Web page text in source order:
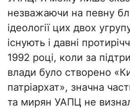
незважаючи на певну
ідеології цих двох
існують і давні
1992 році, коли за
влади було створено
патріархат», значна
та мирян УАПЦ не